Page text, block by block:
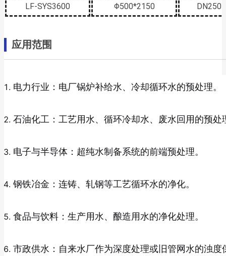
LF-SYS3600 Φ500*2150 DN250
应用范围
电力行业：电厂锅炉补给水、冷却循环水的预处理。
石油化工：工艺用水、循环冷却水、废水回用的预处
电子与半导体：超纯水制备系统的前端预处理。
钢铁冶金：连铸、轧钢等工艺循环水的净化。
食品与饮料：生产用水、酿造用水的净化处理。
市政供水：自来水厂作为深度处理或旧管网水的浊度